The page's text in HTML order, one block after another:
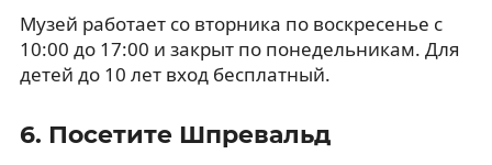
Музей работает со вторника по воскресенье с
10:00 до 17:00 и закрыт по понедельникам. Для
детей до 10 лет вход бесплатный.
6. Посетите Шпревальд